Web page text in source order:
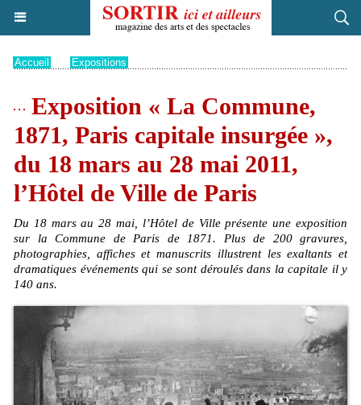
Accueil Expositions
Exposition « La Commune,
1871, Paris capitale insurgée »,
du 18 mars au 28 mai 2011,
l’Hôtel de Ville de Paris
Du 18 mars au 28 mai, l’Hôtel de Ville présente une exposition
sur la Commune de Paris de 1871. Plus de 200 gravures,
photographies, affiches et manuscrits illustrent les exaltants et
dramatiques événements qui se sont déroulés dans la capitale il y
140 ans.